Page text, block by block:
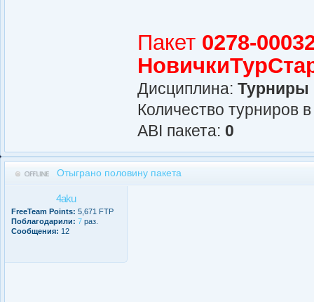
Пакет 0278-
Дисциплина: Турниры
Количество турниров
АBI пакета: 0
Отыграно половину пакета
4aku
FreeTeam Points: 5,671 FTP
Поблагодарили: 7 раз.
Сообщения: 12